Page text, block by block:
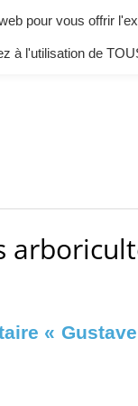
« Gustave
pour vous offrir
à l'utilisation de